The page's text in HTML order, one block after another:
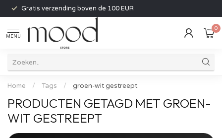
Gratis verzending boven de 100 EUR
MENU
0
Home / Tags / groen-wit gestreept
PRODUCTEN GETAGD MET GROEN-
WIT GESTREEPT